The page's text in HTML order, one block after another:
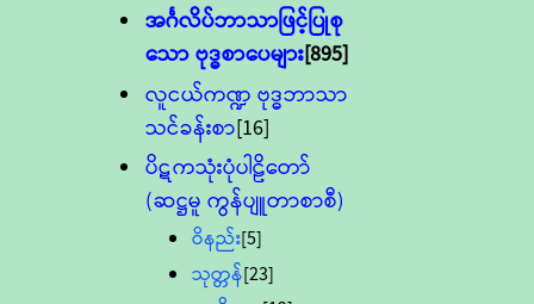
အင်္ဂလိပ်ဘာသာဖြင့်ပြုစု
သော ဗုဒ္ဓစာပေများ[895]
လူငယ်ကဏ္ဍ ဗုဒ္ဓဘာသာ
သင်ခန်းစာ[16]
ပိဋကသုံးပုံပါဠိတော်
(ဆဋ္ဌမူ ကွန်ပျူတာစာစီ)
ဝိနည်း[5]
သုတ္တန်[23]